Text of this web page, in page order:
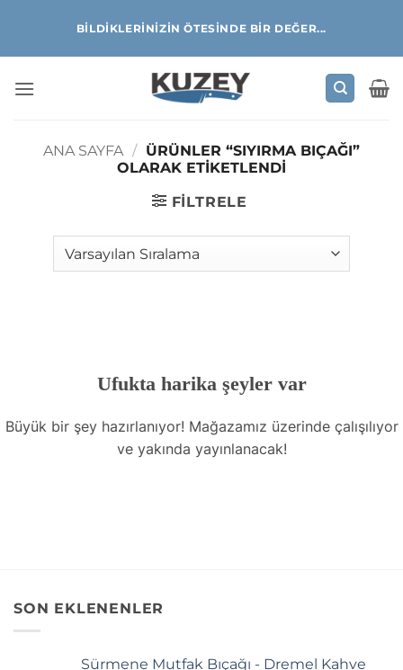
BILDIKLERINIZIN ÖTESINDE BIR DEĞER...
ANA SAYFA / ÜRÜNLER “SIYIRMA BIÇAĞI”
OLARAK ETIKETLENDI
FILTRELE
Ufukta harika şeyler var
Büyük bir şey hazırlanıyor! Mağazamız üzerinde çalışılıyor
ve yakında yayınlanacak!
SON EKLENENLER
Sürmene Mutfak Bıçağı - Dremel Kahve